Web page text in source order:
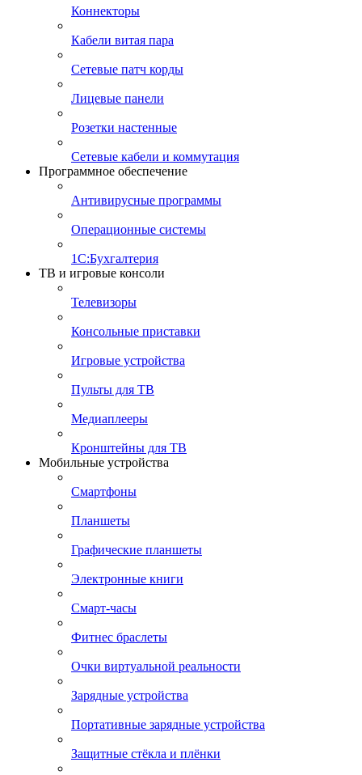
Коннекторы
Кабели витая пара
Сетевые патч корды
Лицевые панели
Розетки настенные
Сетевые кабели и коммутация
Программное обеспечение
Антивирусные программы
Операционные системы
1С:Бухгалтерия
ТВ и игровые консоли
Телевизоры
Консольные приставки
Игровые устройства
Пульты для ТВ
Медиаплееры
Кронштейны для ТВ
Мобильные устройства
Смартфоны
Планшеты
Графические планшеты
Электронные книги
Смарт-часы
Фитнес браслеты
Очки виртуальной реальности
Зарядные устройства
Портативные зарядные устройства
Защитные стёкла и плёнки